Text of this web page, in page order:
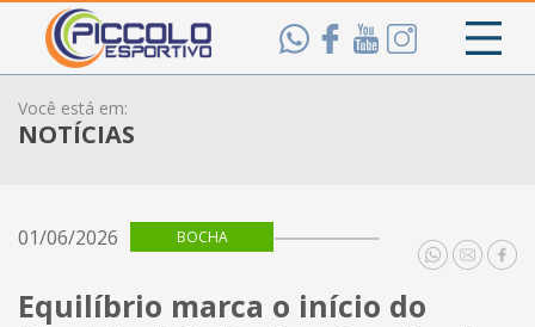
Você está em:
NOTÍCIAS
01/06/2026 BOCHA
Equilíbrio marca o início do